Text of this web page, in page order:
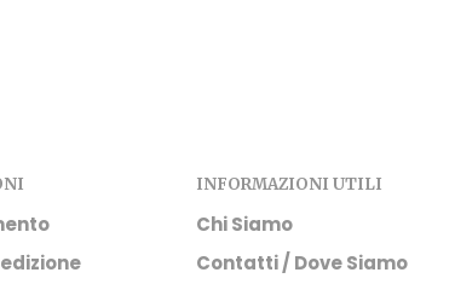
INFORMAZIONI UTILI
Chi Siamo
Contatti / Dove Siamo